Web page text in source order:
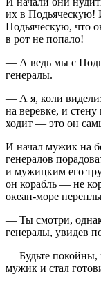
их в Подьяческую!
Подьяческую, что
в рот не попало!
— А ведь мы с
генералы.
— А я, коли
на веревке, и
ходит — это он
И начал мужик на
генералов
и мужицким его
он корабль — не
океан-море
— Ты смотри,
генералы, увидев
— Будьте покойны,
мужик и стал